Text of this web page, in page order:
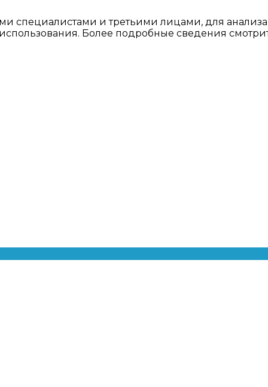
специалистами и третьими лицами, для
Более подробные сведения